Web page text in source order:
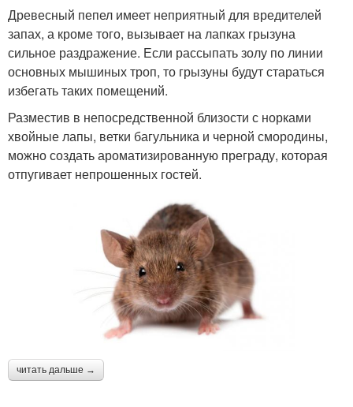
Древесный пепел имеет неприятный для вредителей
запах, а кроме того, вызывает на лапках грызуна
сильное раздражение. Если рассыпать золу по линии
основных мышиных троп, то грызуны будут стараться
избегать таких помещений.
Разместив в непосредственной близости с норками
хвойные лапы, ветки багульника и черной смородины,
можно создать ароматизированную преграду, которая
отпугивает непрошенных гостей.
читать дальше →